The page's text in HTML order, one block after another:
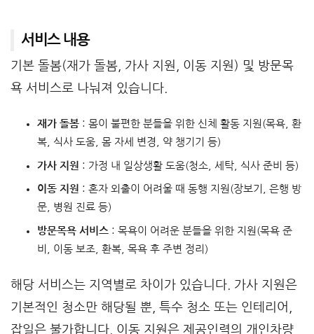
서비스 내용
기본 돌봄(재가 돌봄, 가사 지원, 이동 지원) 및 방문목
욕 서비스로 나눠져 있습니다.
재가 돌봄: 몸이 불편한 분들을 위한 신체 활동 지원(목욕, 환
복, 식사 도움, 몸 자세 변경, 약 챙기기 등)
가사 지원 : 가정 내 일상생활 도움(청소, 세탁, 식사 준비 등)
이동 지원 : 혼자 외출이 어려울 때 동행 지원(장보기, 은행 방
문, 병원 진료 등)
방문목욕 서비스 : 목욕이 어려운 분들을 위한 지원(목욕 준
비, 이동 보조, 환복, 목욕 후 주변 정리)
해당 서비스는 지역별로 차이가 있습니다. 가사 지원은
기본적인 청소만 해당될 뿐, 특수 청소 또는 인테리어,
잡일은 불가합니다. 이동 지원은 제공인력의 개인차량